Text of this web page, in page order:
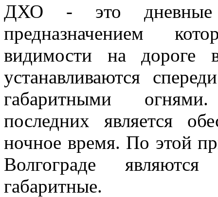
ДХО - это дневные
предназначением
видимости на дороге
устанавливаются
габаритными
последних является
ночное время. По этой
Волгограде
габаритные.